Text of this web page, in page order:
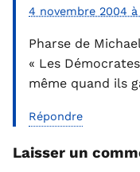
4 novembre 2004 à
Pharse de
« Les
même quand ils
Répondre
Laisser un